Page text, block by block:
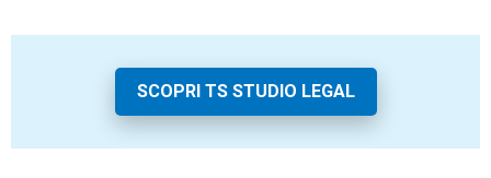
SCOPRI TS STUDIO LEGAL